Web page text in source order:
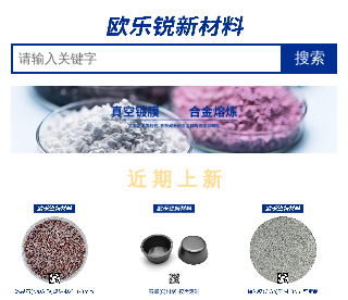
近 期 上 新
搜索